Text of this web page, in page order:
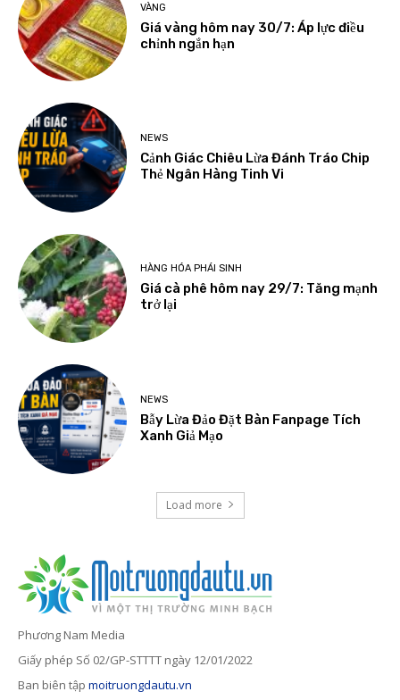
VÀNG
Giá vàng hôm nay 30/7: Áp lực điều
chỉnh ngắn hạn
NEWS
Cảnh Giác Chiêu Lừa Đánh Tráo Chip
Thẻ Ngân Hàng Tinh Vi
HÀNG HÓA PHÁI SINH
Giá cà phê hôm nay 29/7: Tăng mạnh
trở lại
NEWS
Bẫy Lừa Đảo Đặt Bàn Fanpage Tích
Xanh Giả Mạo
Load more
Phương Nam Media
Giấy phép Số 02/GP-STTTT ngày 12/01/2022
Ban biên tập moitruongdautu.vn